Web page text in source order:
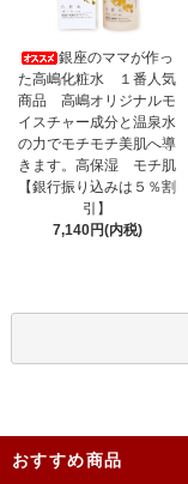
銀座のママが作っ
た高嶋化粧水 １番人気
商品 高嶋オリジナルモ
イスチャー成分と温泉水
の力でモチモチ美肌へ導
きます。高保湿 モチ肌
【銀行振り込みは５％割
引】
7,140円(内税)
おすすめ商品